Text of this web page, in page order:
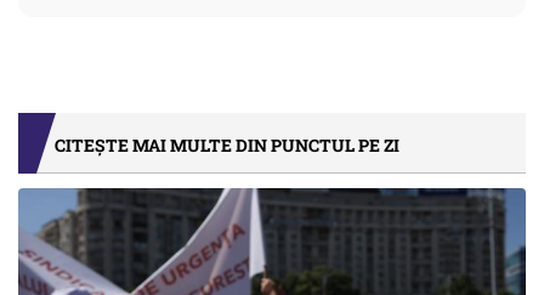
CITEȘTE MAI MULTE DIN PUNCTUL PE ZI